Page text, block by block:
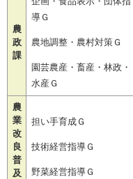
農
政
課
導Ｇ
農地調整・農村対策Ｇ
園芸農産・畜産・林政・
水産Ｇ
農
業
改
良
普
及
担い手育成Ｇ
技術経営指導Ｇ
野菜経営指導Ｇ